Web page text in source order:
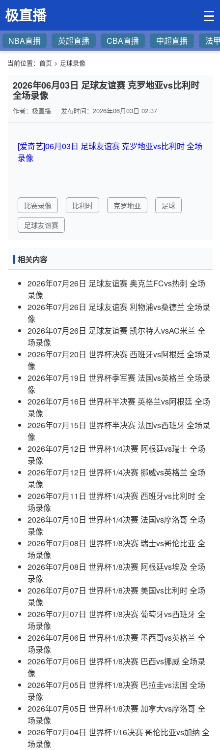
极直播 ☰
NBA直播 英超直播 CBA直播 中超直播 法
当前位置： 首页 > 足球录像
2026年06月03日 足球友谊赛 克罗地亚vs比利时
全场录像
作者：极直播 发布时间：2026年06月03日 02:37
[爱奇艺]06月03日 足球友谊赛 克罗地亚vs比利时 全场
录像
比赛录像 比利时 克罗地亚
足球
足球友谊赛
相关内容
2026年07月26日 足球友谊赛 奥克兰FCvs热刺 全场
录像
2026年07月26日 足球友谊赛 利物浦vs桑德兰 全场录
像
2026年07月26日 足球友谊赛 凯尔特人vsAC米兰 全
场录像
2026年07月20日 世界杯决赛 西班牙vs阿根廷 全场录
像
2026年07月19日 世界杯季军赛 法国vs英格兰 全场录
像
2026年07月16日 世界杯半决赛 英格兰vs阿根廷 全场
录像
2026年07月15日 世界杯半决赛 法国vs西班牙 全场录
像
2026年07月12日 世界杯1/4决赛 阿根廷vs瑞士 全场
录像
2026年07月12日 世界杯1/4决赛 挪威vs英格兰 全场
录像
2026年07月11日 世界杯1/4决赛 西班牙vs比利时 全
场录像
2026年07月10日 世界杯1/4决赛 法国vs摩洛哥 全场
录像
2026年07月08日 世界杯1/8决赛 瑞士vs哥伦比亚 全
场录像
2026年07月08日 世界杯1/8决赛 阿根廷vs埃及 全场
录像
2026年07月07日 世界杯1/8决赛 美国vs比利时 全场
录像
2026年07月07日 世界杯1/8决赛 葡萄牙vs西班牙 全
场录像
2026年07月06日 世界杯1/8决赛 墨西哥vs英格兰 全
场录像
2026年07月06日 世界杯1/8决赛 巴西vs挪威 全场录
像
2026年07月05日 世界杯1/8决赛 巴拉圭vs法国 全场
录像
2026年07月05日 世界杯1/8决赛 加拿大vs摩洛哥 全
场录像
2026年07月04日 世界杯1/16决赛 哥伦比亚vs加纳 全
场录像